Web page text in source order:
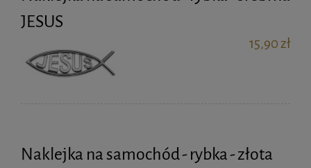
JESUS
15,90 zł
Naklejka na samochód - rybka - złota